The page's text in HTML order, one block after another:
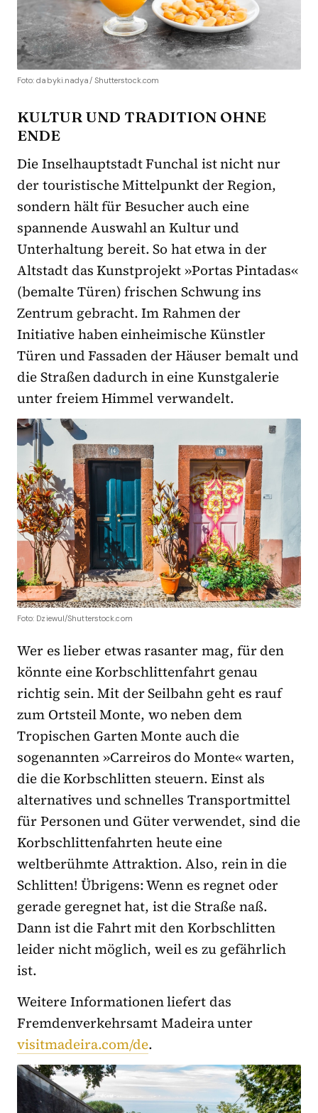
Foto: dabyki.nadya/ Shutterstock.com
KULTUR UND TRADITION OHNE
ENDE
Die Inselhauptstadt Funchal ist nicht nur
der touristische Mittelpunkt der Region,
sondern hält für Besucher auch eine
spannende Auswahl an Kultur und
Unterhaltung bereit. So hat etwa in der
Altstadt das Kunstprojekt »Portas Pintadas«
(bemalte Türen) frischen Schwung ins
Zentrum gebracht. Im Rahmen der
Initiative haben einheimische Künstler
Türen und Fassaden der Häuser bemalt und
die Straßen dadurch in eine Kunstgalerie
unter freiem Himmel verwandelt.
Foto: Dziewul/Shutterstock.com
Wer es lieber etwas rasanter mag, für den
könnte eine Korbschlittenfahrt genau
richtig sein. Mit der Seilbahn geht es rauf
zum Ortsteil Monte, wo neben dem
Tropischen Garten Monte auch die
sogenannten »Carreiros do Monte« warten,
die die Korbschlitten steuern. Einst als
alternatives und schnelles Transportmittel
für Personen und Güter verwendet, sind die
Korbschlittenfahrten heute eine
weltberühmte Attraktion. Also, rein in die
Schlitten! Übrigens: Wenn es regnet oder
gerade geregnet hat, ist die Straße naß.
Dann ist die Fahrt mit den Korbschlitten
leider nicht möglich, weil es zu gefährlich
ist.
Weitere Informationen liefert das
Fremdenverkehrsamt Madeira unter
visitmadeira.com/de.